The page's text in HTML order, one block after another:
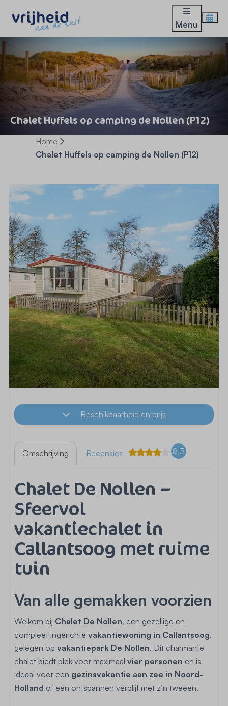
Menu
Chalet Huffels op camping de Nollen (P12)
Home
Chalet Huffels op camping de Nollen (P12)
Beschikbaarheid en prijs
Omschrijving Recensies 8,3
Chalet De Nollen –
Sfeervol
vakantiechalet in
Callantsoog met ruime
tuin
Van alle gemakken voorzien
Welkom bij Chalet De Nollen, een gezellige en
compleet ingerichte vakantiewoning in Callantsoog,
gelegen op vakantiepark De Nollen. Dit charmante
chalet biedt plek voor maximaal vier personen en is
ideaal voor een gezinsvakantie aan zee in Noord-
Holland of een ontspannen verblijf met z’n tweeën.